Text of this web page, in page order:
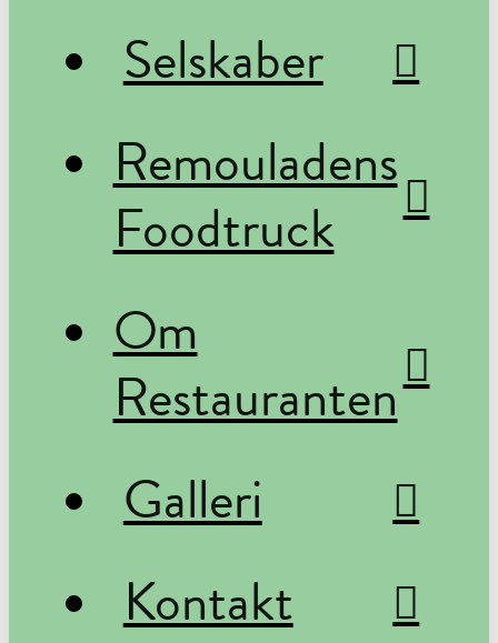
Selskaber
Remouladens
Foodtruck
Om
Restauranten
Galleri
Kontakt